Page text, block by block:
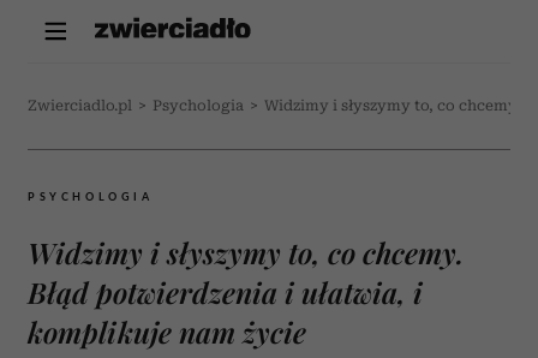
Zwierciadlo.pl > Psychologia > Widzimy i słyszymy to, co chcemy.
PSYCHOLOGIA
Widzimy i słyszymy to, co chcemy.
Błąd potwierdzenia i ułatwia, i
komplikuje nam życie